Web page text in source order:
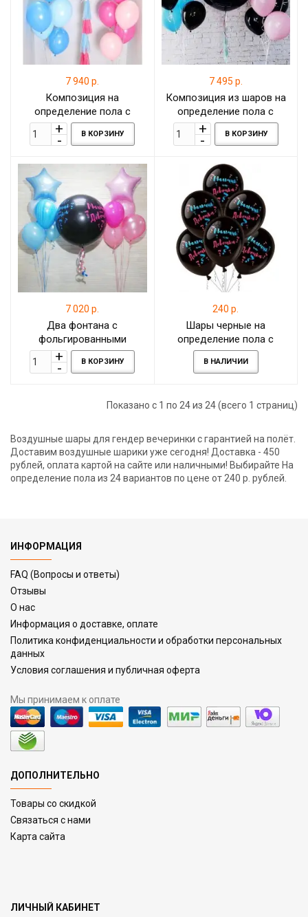
7 940 р.
Композиция на
определение пола с
розовыми и голубыми
шарамиВ КОРЗИНУ
7 495 р.
Композиция из шаров на
определение пола с
черно-розовыми и черно-
голубыми шарами
В КОРЗИНУ
7 020 р.
Два фонтана с
фольгированными
звездами и шаром-
гигантом на определение
В КОРЗИНУ
240 р.
Шары черные на
определение пола с
надписью Мальчик или
девочка
В НАЛИЧИИ
Показано с 1 по 24 из 24 (всего 1 страниц)
Воздушные шары для гендер вечеринки с гарантией на полёт.
Доставим воздушные шарики уже сегодня! Доставка - 450
рублей, оплата картой на сайте или наличными! Выбирайте На
определение пола из 24 вариантов по цене от 240 р. рублей.
ИНФОРМАЦИЯ
FAQ (Вопросы и ответы)
Отзывы
О нас
Информация о доставке, оплате
Политика конфиденциальности и обработки персональных
данных
Условия соглашения и публичная оферта
Мы принимаем к оплате
ДОПОЛНИТЕЛЬНО
Товары со скидкой
Связаться с нами
Карта сайта
ЛИЧНЫЙ КАБИНЕТ